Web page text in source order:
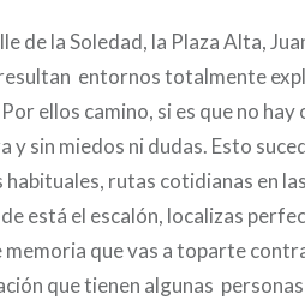
de la Soledad, la Plaza Alta,
resultan entornos totalmente
ellos camino, si es que no hay
y sin miedos ni dudas. Esto
rutas cotidianas en
está el escalón, localizas
memoria que vas a toparte
que tienen algunas